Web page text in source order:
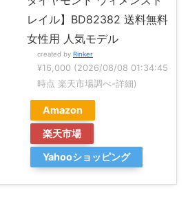
レイル】BD82382 送料無料
女性用 人気モデル
created by Rinker
¥16,000 (2026/08/08 01:34:45
時点 楽天市場調べ-詳細)
Amazon
楽天市場
Yahooショッピング